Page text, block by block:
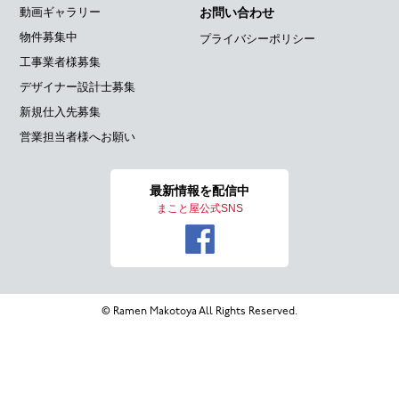
動画ギャラリー
物件募集中
工事業者様募集
デザイナー設計士募集
新規仕入先募集
営業担当者様へお願い
お問い合わせ
プライバシーポリシー
最新情報を配信中
まこと屋公式SNS
© Ramen Makotoya All Rights Reserved.